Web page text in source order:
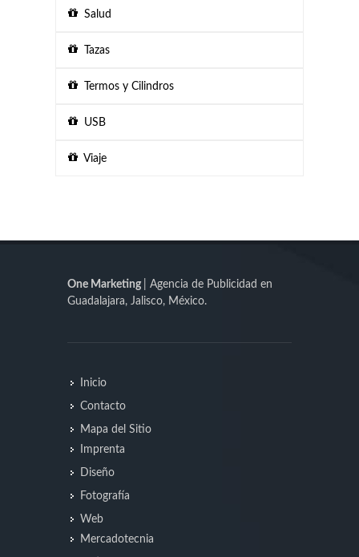
Salud
Tazas
Termos y Cilindros
USB
Viaje
One Marketing
| Agencia de Publicidad en
Guadalajara, Jalisco, México.
Inicio
Contacto
Mapa del Sitio
Imprenta
Diseño
Fotografía
Web
Mercadotecnia